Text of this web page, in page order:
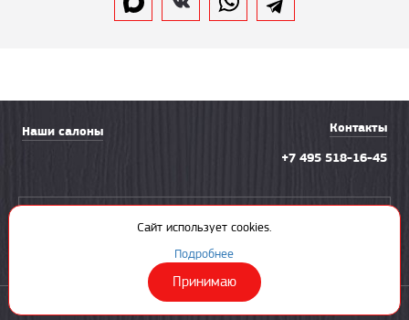
Наши салоны
Контакты
+7 495 518-16-45
© 2003—2026 «Солнечная ладья»
Сайт использует cookies.
Подробнее
Принимаю